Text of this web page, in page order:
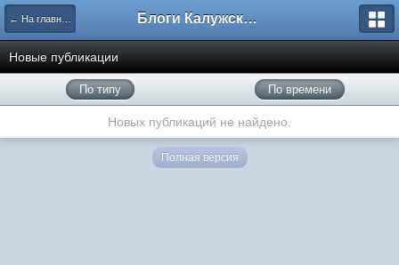
← На главную Блоги Калужского перекрестка
Новые публикации
По типу По времени
Новых публикаций не найдено.
Полная версия